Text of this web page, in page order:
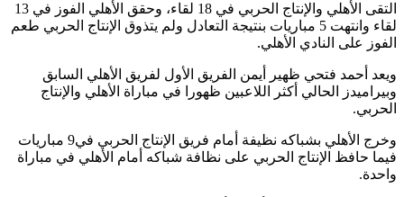
التقى الأهلي والإنتاج الحربي في 18 لقاء، وحقق الأهلي الفوز في 13
لقاء وانتهت 5 مباريات بنتيجة التعادل ولم يتذوق الإنتاج الحربي طعم
الفوز على النادي الأهلي.
ويعد أحمد فتحي ظهير أيمن الفريق الأول لفريق الأهلي السابق
وبيراميدز الحالي أكثر اللاعبين ظهورا في مباراة الأهلي والإنتاج
الحربي.
وخرج الأهلي بشباكه نظيفة أمام فريق الإنتاج الحربي في9 مباريات
فيما حافظ الإنتاج الحربي على نظافة شباكه أمام الأهلي في مباراة
واحدة.